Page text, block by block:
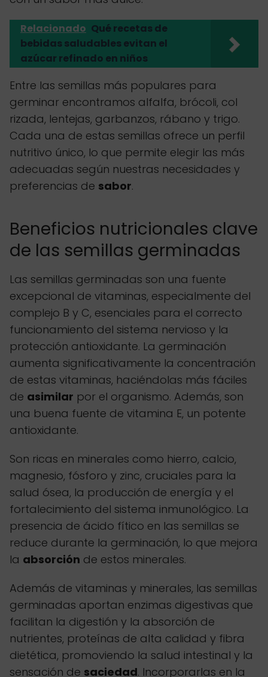
Relacionado Qué recetas de
bebidas saludables evitan el
azúcar refinado en niños
Entre las semillas más populares para
germinar encontramos alfalfa, brócoli, col
rizada, lentejas, garbanzos, rábano y trigo.
Cada una de estas semillas ofrece un perfil
nutritivo único, lo que permite elegir las más
adecuadas según nuestras necesidades y
preferencias de sabor.
Beneficios nutricionales clave
de las semillas germinadas
Las semillas germinadas son una fuente
excepcional de vitaminas, especialmente del
complejo B y C, esenciales para el correcto
funcionamiento del sistema nervioso y la
protección antioxidante. La germinación
aumenta significativamente la concentración
de estas vitaminas, haciéndolas más fáciles
de asimilar por el organismo. Además, son
una buena fuente de vitamina E, un potente
antioxidante.
Son ricas en minerales como hierro, calcio,
magnesio, fósforo y zinc, cruciales para la
salud ósea, la producción de energía y el
fortalecimiento del sistema inmunológico. La
presencia de ácido fítico en las semillas se
reduce durante la germinación, lo que mejora
la absorción de estos minerales.
Además de vitaminas y minerales, las semillas
germinadas aportan enzimas digestivas que
facilitan la digestión y la absorción de
nutrientes, proteínas de alta calidad y fibra
dietética, promoviendo la salud intestinal y la
sensación de saciedad. Incorporarlas en la